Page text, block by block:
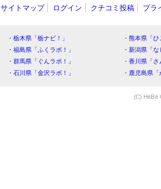
サイトマップ ログイン クチコミ投稿 プラ
・栃木県「栃ナビ！」
・熊本県「
・福島県「ふくラボ！」
・新潟県「
・群馬県「ぐんラボ！」
・香川県「
・石川県「金沢ラボ！」
・鹿児島県
(C) HitBit